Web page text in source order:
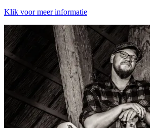
Klik voor meer informatie